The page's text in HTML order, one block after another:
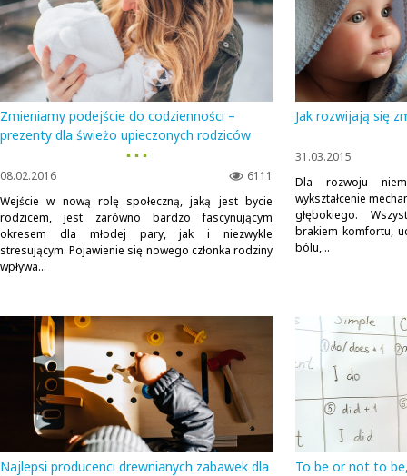
Zmieniamy podejście do codzienności –
prezenty dla świeżo upieczonych rodziców
▪ ▪ ▪
6111
08.02.2016
Wejście w nową rolę społeczną, jaką jest bycie
rodzicem, jest zarówno bardzo fascynującym
okresem dla młodej pary, jak i niezwykle
stresującym. Pojawienie się nowego członka rodziny
wpływa...
Jak rozwijają się
31.03.2015
Dla rozwoju
wykształcenie
głębokiego.
brakiem komfortu,
bólu,...
Najlepsi producenci drewnianych zabawek dla
To be or not to